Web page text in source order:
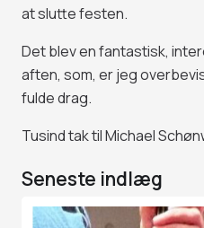
at slutte festen.
Det blev en fantastisk,
aften, som, er jeg
fulde drag.
Tusind tak til Michael
Seneste indlæg